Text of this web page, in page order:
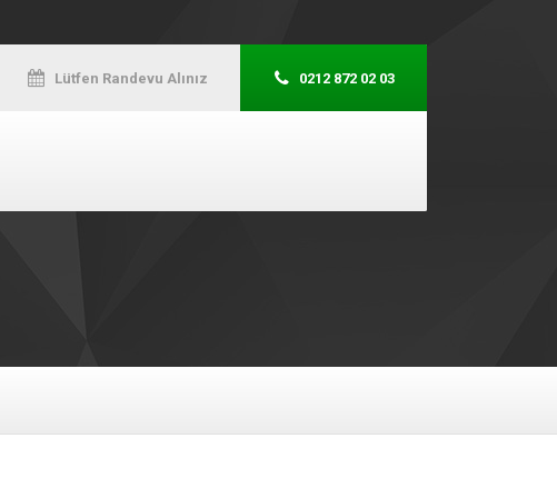
Lütfen Randevu Alınız 0212 872 02 03